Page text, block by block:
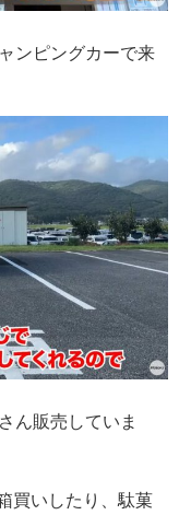
ンピングカーで来
ん販売していま
買いしたり、駄菓